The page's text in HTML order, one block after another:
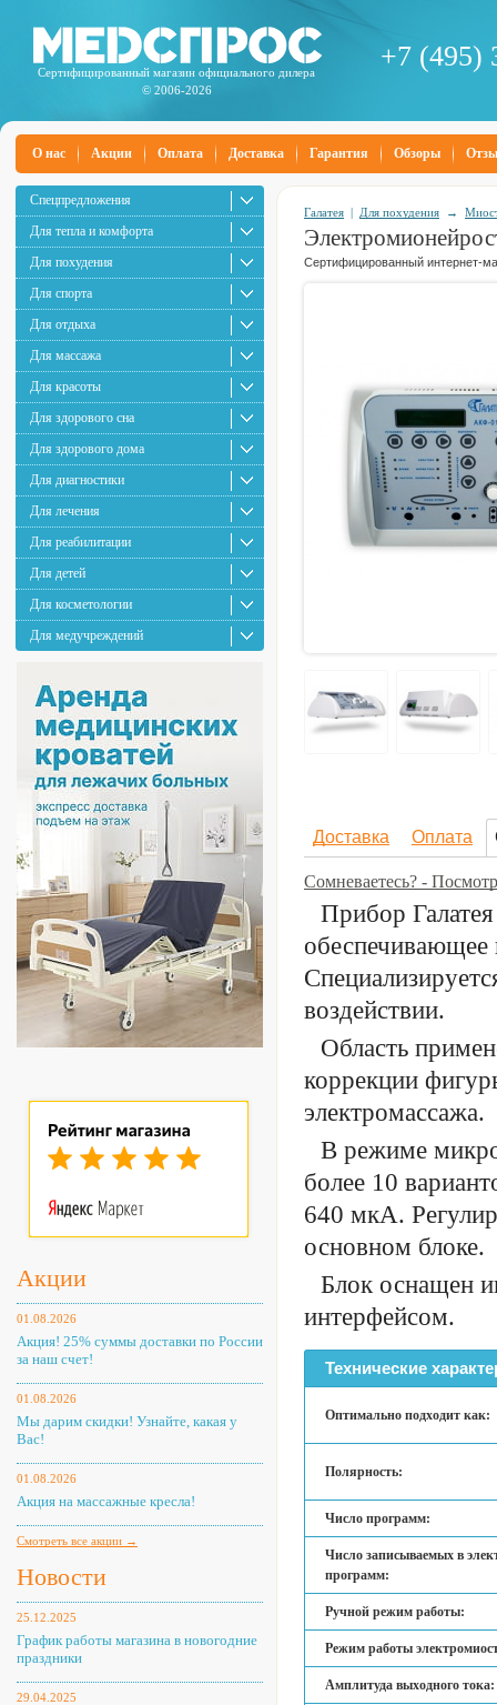
Сертифицированный магазин официального дилера
© 2006-2026
+7 (495)
О нас Акции Оплата Доставка Гарантия Обзоры
Спецпредложения
Для тепла и комфорта
Для похудения
Для спорта
Для отдыха
Для массажа
Для красоты
Для здорового сна
Для здорового дома
Для диагностики
Для лечения
Для реабилитации
Для детей
Для косметологии
Для медучреждений
Акции
01.08.2026
Акция! 25% суммы доставки по России
за наш счет!
01.08.2026
Мы дарим скидки! Узнайте, какая у
Вас!
01.08.2026
Акция на массажные кресла!
Смотреть все акции →
Новости
25.12.2025
График работы магазина в новогодние
праздники
29.04.2025
Галатея | Для похудения →
Сертифицированный интернет-
Доставка Оплата
Сомневаетесь? -
Прибор
обеспечивающее
воздействии.
Область
коррекции
электромассажа.
В режиме
более 10
640 мкА.
основном блоке.
Блок оснащен
интерфейсом.
Технические
Оптимально подходит как:
Полярность:
Число программ:
Число записываемых в
программ:
Ручной режим работы:
Режим работы
Амплитуда выходного тока: